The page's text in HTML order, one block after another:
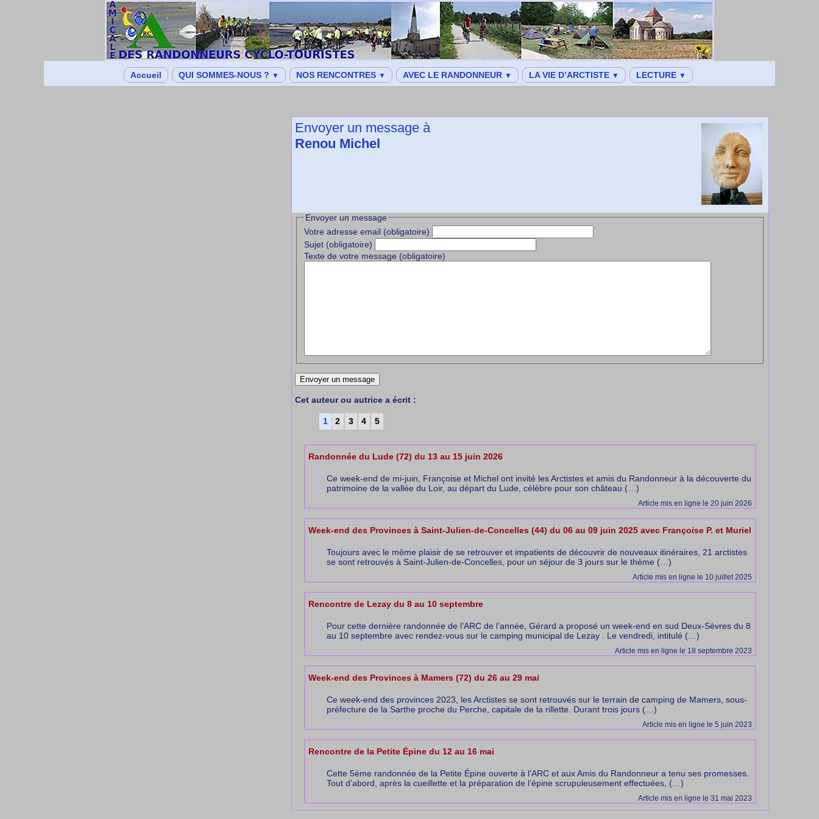
Accueil QUI SOMMES-NOUS ? ▼ NOS RENCONTRES ▼ AVEC LE RANDONNEUR ▼ LA VIE D’ARCTISTE ▼ LECTURE ▼
Envoyer un message à
Renou Michel
Envoyer un message
Votre adresse email (obligatoire)
Sujet (obligatoire)
Texte de votre message (obligatoire)
Cet auteur ou autrice a écrit :
1 2 3 4 5
Randonnée du Lude (72) du 13 au 15 juin 2026
Ce week-end de mi-juin, Françoise et Michel ont invité les Arctistes et amis du Randonneur à la découverte du
patrimoine de la vallée du Loir, au départ du Lude, célèbre pour son château (…)
Article mis en ligne le 20 juin 2026
Week-end des Provinces à Saint-Julien-de-Concelles (44) du 06 au 09 juin 2025 avec Françoise P. et Muriel
Toujours avec le même plaisir de se retrouver et impatients de découvrir de nouveaux itinéraires, 21 arctistes
se sont retrouvés à Saint-Julien-de-Concelles, pour un séjour de 3 jours sur le thème (…)
Article mis en ligne le 10 juillet 2025
Rencontre de Lezay du 8 au 10 septembre
Pour cette dernière randonnée de l’ARC de l’année, Gérard a proposé un week-end en sud Deux-Sèvres du 8
au 10 septembre avec rendez-vous sur le camping municipal de Lezay . Le vendredi, intitulé (…)
Article mis en ligne le 18 septembre 2023
Week-end des Provinces à Mamers (72) du 26 au 29 mai
Ce week-end des provinces 2023, les Arctistes se sont retrouvés sur le terrain de camping de Mamers, sous-
préfecture de la Sarthe proche du Perche, capitale de la rillette. Durant trois jours (…)
Article mis en ligne le 5 juin 2023
Rencontre de la Petite Épine du 12 au 16 mai
Cette 5ème randonnée de la Petite Épine ouverte à l’ARC et aux Amis du Randonneur a tenu ses promesses.
Tout d’abord, après la cueillette et la préparation de l’épine scrupuleusement effectuées, (…)
Article mis en ligne le 31 mai 2023